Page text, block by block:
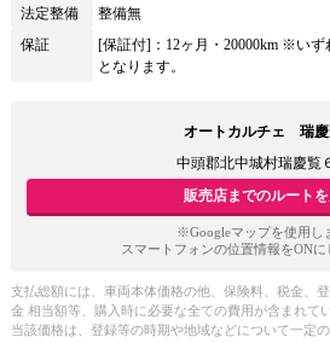
法定整備
整備無
保証
[保証付]：12ヶ月・20000km ※い
となります。
オートカルチェ 瑞慶
中頭郡北中城村瑞慶覧
販売店までのルート
※Googleマップを使用し
スマートフォンの位置情報をONに
支払総額には、車両本体価格の他、保険料、税金、
金 相当額等、購入時に必要な全ての費用が含まれてい
当該価格は、登録等の時期や地域などについて一定